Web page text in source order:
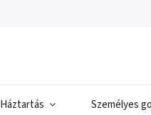
Háztartás Személyes